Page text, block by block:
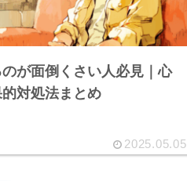
のが面倒くさい人必見｜心
対処法まとめ
2025.05.05